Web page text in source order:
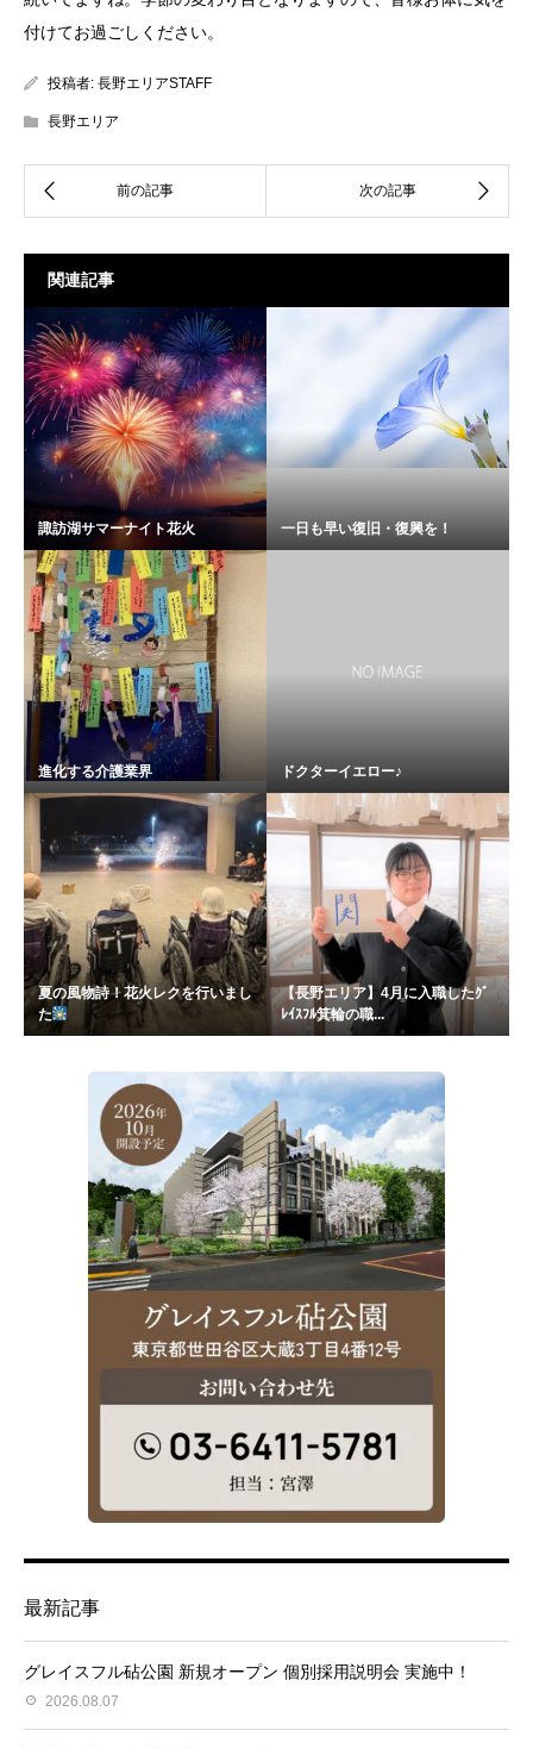
付けてお過ごしください。
投稿者: 長野エリアSTAFF
長野エリア
関連記事
諏訪湖サマーナイト花火 一日も早い復旧・復興を！
進化する介護業界 ドクターイエロー♪
夏の風物詩！花火レクを行いまし
た
【長野エリア】4月に入職したｸﾞ
ﾚｲｽﾌﾙ箕輪の職...
最新記事
グレイスフル砧公園 新規オープン 個別採用説明会 実施中！
2026.08.07